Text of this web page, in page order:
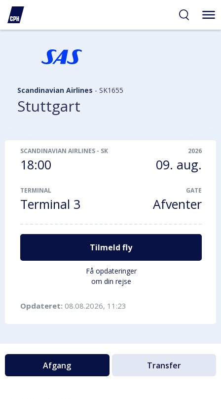
Scandinavian Airlines - SK1655
Stuttgart
SCANDINAVIAN AIRLINES - SK1655
18:00
2026
09. aug.
TERMINAL
Terminal 3
GATE
Afventer
Tilmeld fly
Få opdateringer
om din rejse
Opdateret: 08.08.2026, 11:23
Afgang Transfer